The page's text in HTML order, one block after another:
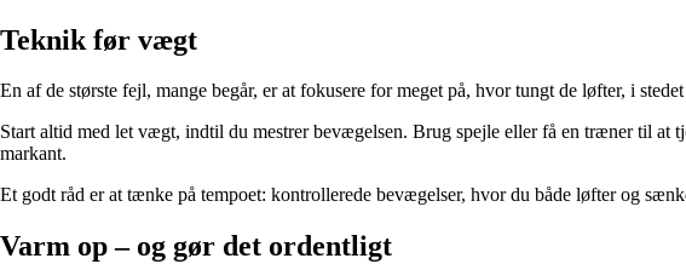
Teknik før vægt
En af de største fejl, mange begår, er at fokusere for meget på, hvor tungt de løfter, i
Start altid med let vægt, indtil du mestrer bevægelsen. Brug spejle eller få en træner til
markant.
Et godt råd er at tænke på tempoet: kontrollerede bevægelser, hvor du både løfter og
Varm op – og gør det ordentligt